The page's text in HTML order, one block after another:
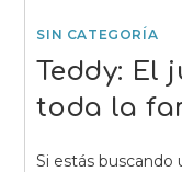
SIN CATEGORÍA
Teddy: El
toda la
Si estás